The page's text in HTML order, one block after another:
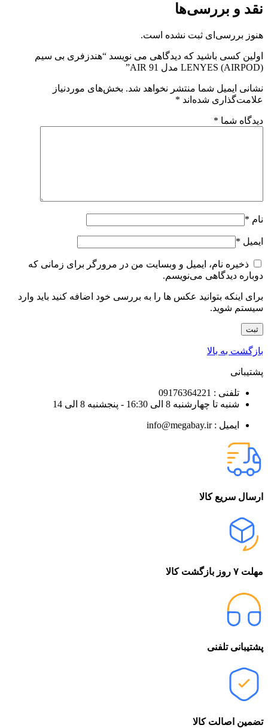
نقد و بررسی‌ها
هنوز بررسی‌ای ثبت نشده است.
اولین کسی باشید که دیدگاهی می نویسد “هندزفری بی سیم
(AIRPOD) LENYES مدل AIR 91”
نشانی ایمیل شما منتشر نخواهد شد. بخش‌های موردنیاز
علامت‌گذاری شده‌اند *
دیدگاه شما *
نام *
ایمیل *
ذخیره نام، ایمیل و وبسایت من در مرورگر برای زمانی که
دوباره دیدگاهی می‌نویسم.
برای اینکه بتوانید عکس ها را به بررسی خود اضافه کنید باید وارد
سیستم شوید.
بازگشت به بالا
پشتیبانی
تلفنی : 09176364221
شنبه تا چهارشنبه 8 الی 16:30 - پنجشنبه 8 الی 14
ایمیل : info@megabay.ir
ارسال سریع کالا
مهلت ۷ روز بازگشت کالا
پشتیبانی تلفنی
تضمین اصالت کالا